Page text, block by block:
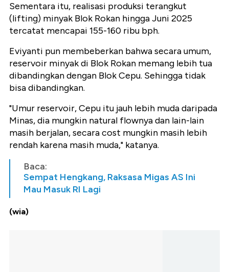
Sementara itu, realisasi produksi terangkut
(lifting) minyak Blok Rokan hingga Juni 2025
tercatat mencapai 155-160 ribu bph.
Eviyanti pun membeberkan bahwa secara umum,
reservoir minyak di Blok Rokan memang lebih tua
dibandingkan dengan Blok Cepu. Sehingga tidak
bisa dibandingkan.
"Umur reservoir, Cepu itu jauh lebih muda daripada
Minas, dia mungkin natural flownya dan lain-lain
masih berjalan, secara cost mungkin masih lebih
rendah karena masih muda," katanya.
Baca:
Sempat Hengkang, Raksasa Migas AS Ini
Mau Masuk RI Lagi
(wia)